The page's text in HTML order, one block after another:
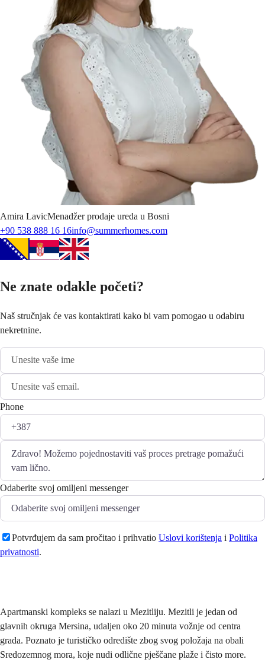
Amira LavicMenadžer prodaje ureda u Bosni
+90 538 888 16 16info@summerhomes.com
Ne znate odakle početi?
Naš stručnjak će vas kontaktirati kako bi vam pomogao u odabiru
nekretnine.
Phone
Odaberite svoj omiljeni messenger
Potvrđujem da sam pročitao i prihvatio Uslovi korištenja i Politika
privatnosti.
Apartmanski kompleks se nalazi u Mezitliju. Mezitli je jedan od
glavnih okruga Mersina, udaljen oko 20 minuta vožnje od centra
grada. Poznato je turističko odredište zbog svog položaja na obali
Sredozemnog mora, koje nudi odlične pješčane plaže i čisto more.